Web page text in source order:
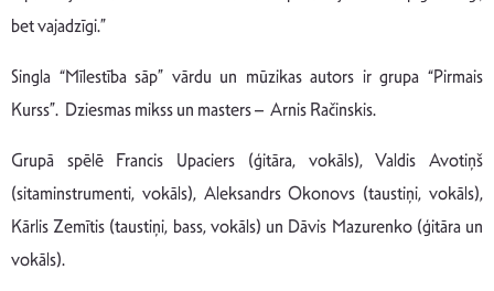
bet vajadzīgi.”
Singla “Mīlestība sāp” vārdu un mūzikas autors ir grupa “Pirmais
Kurss”. Dziesmas mikss un masters – Arnis Račinskis.
Grupā spēlē Francis Upaciers (ģitāra, vokāls), Valdis Avotiņš
(sitaminstrumenti, vokāls), Aleksandrs Okonovs (taustiņi, vokāls),
Kārlis Zemītis (taustiņi, bass, vokāls) un Dāvis Mazurenko (ģitāra un
vokāls).